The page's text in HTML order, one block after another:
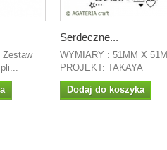
Zestaw
Serdeczne...
WYMIARY : 51MM X 51M
PROJEKT: TAKAYA
Dodaj do koszyka